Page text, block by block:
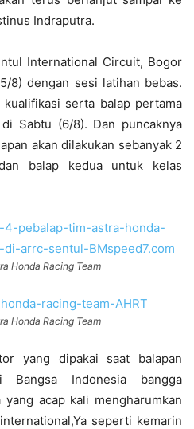
Indraputra.
International Circuit, Bogor
8) dengan sesi latihan bebas.
serta balap pertama
Sabtu (6/8). Dan puncaknya
akan dilakukan sebanyak 2
balap kedua untuk kelas
Honda Racing Team
Honda Racing Team
yang dipakai saat balapan
Bangsa Indonesia bangga
acap kali mengharumkan
seperti kemarin